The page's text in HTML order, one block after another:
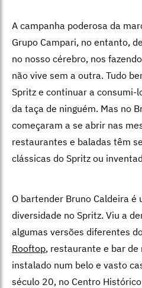
A campanha poderosa da
Grupo Campari, no entanto,
no nosso cérebro, nos
não vive sem a outra. Tudo
Spritz e continuar a consumi-
da taça de ninguém. Mas no
começaram a se abrir nas
restaurantes e baladas têm
clássicas do Spritz ou
O bartender Bruno Caldeira é
diversidade no Spritz. Viu a
algumas versões diferentes
Rooftop, restaurante e bar de
instalado num belo e vasto
século 20, no Centro